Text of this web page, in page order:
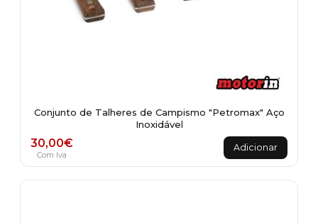
Conjunto de Talheres de Campismo "Petromax" Aço
Inoxidável
30,00€
Com Iva
Adicionar